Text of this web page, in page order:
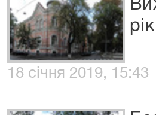
рік
18 січня 2019, 15:43